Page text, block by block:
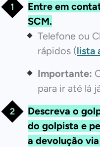
Entre em
SCM.
Telefone ou
rápidos (lista
Importante:
para ir até lá
Descreva o
do golpista e
a devolução via